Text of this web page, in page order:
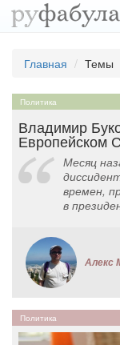
Главная Темы
Политика
Владимир
Европейском
Месяц
времен,
в
Алекс
Политика